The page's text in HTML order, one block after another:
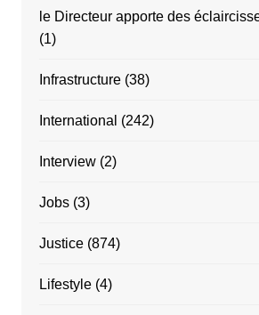
le Directeur apporte des
(1)
Infrastructure(38)
International (242)
Interview(2)
Jobs(3)
Justice(874)
Lifestyle(4)